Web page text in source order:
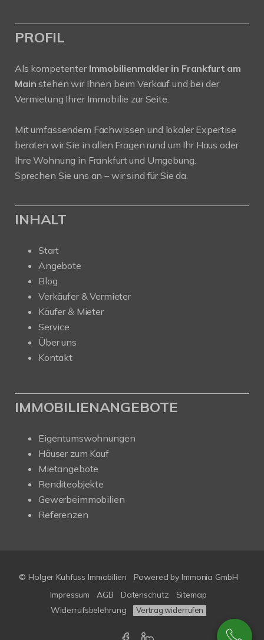
PROFIL
Als kompetenter Immobilienmakler in Frankfurt am
Main stehen wir Ihnen beim Verkauf und bei der
Vermietung Ihrer Immobilie zur Seite.
Mit umfassendem Fachwissen und lokaler Expertise
beraten wir Sie in allen Fragen rund um Ihr Haus oder
Ihre Wohnung in Frankfurt und Umgebung.
Sprechen Sie uns an – wir sind für Sie da.
INHALT
Start
Angebote
Blog
Verkäufer & Vermieter
Käufer & Mieter
Service
Über uns
Kontakt
IMMOBILIENANGEBOTE
Eigentumswohnungen
Häuser zum Kauf
Mietangebote
Renditeobjekte
Gewerbeimmobilien
Referenzen
© Holger Kuhfuss Immobilien Powered by Immonia GmbH
Impressum
AGB Datenschutz
Sitemap
Widerrufsbelehrung
Vertrag widerrufen